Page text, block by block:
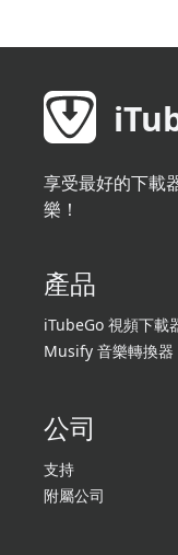
享受最好的下載
樂！
產品
iTubeGo 視頻下載
Musify 音樂轉換器
公司
支持
附屬公司